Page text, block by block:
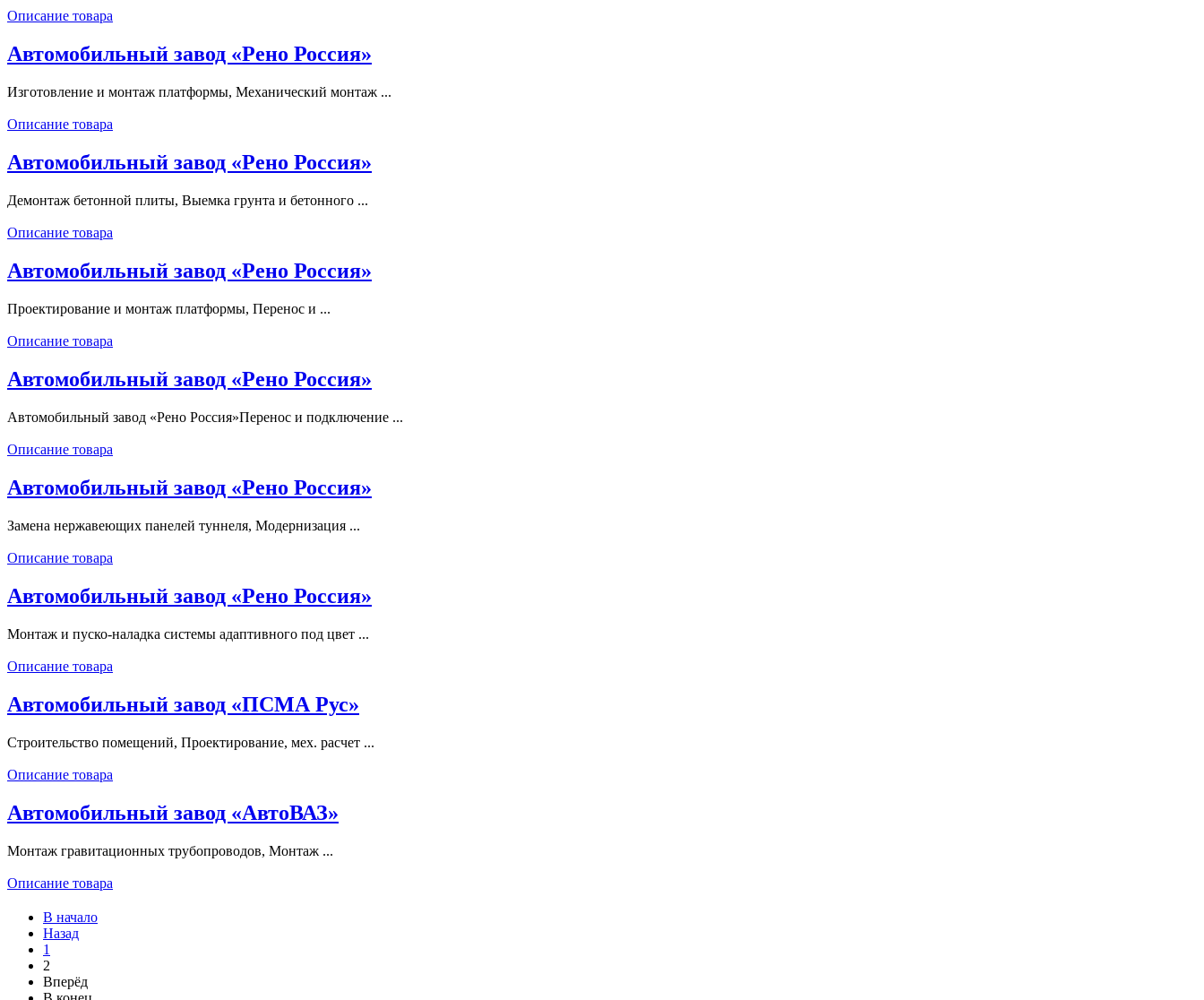
Описание товара
Автомобильный завод «Рено Россия»
Изготовление и монтаж платформы, Механический монтаж ...
Описание товара
Автомобильный завод «Рено Россия»
Демонтаж бетонной плиты, Выемка грунта и бетонного ...
Описание товара
Автомобильный завод «Рено Россия»
Проектирование и монтаж платформы, Перенос и ...
Описание товара
Автомобильный завод «Рено Россия»
Автомобильный завод «Рено Россия»Перенос и подключение ...
Описание товара
Автомобильный завод «Рено Россия»
Замена нержавеющих панелей туннеля, Модернизация ...
Описание товара
Автомобильный завод «Рено Россия»
Монтаж и пуско-наладка системы адаптивного под цвет ...
Описание товара
Автомобильный завод «ПСМА Рус»
Строительство помещений, Проектирование, мех. расчет ...
Описание товара
Автомобильный завод «АвтоВАЗ»
Монтаж гравитационных трубопроводов, Монтаж ...
Описание товара
В начало
Назад
1
2
Вперёд